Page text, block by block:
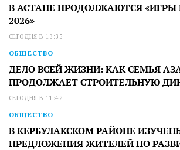
В АСТАНЕ ПРОДОЛЖАЮТСЯ «ИГРЫ
2026»
СЕГОДНЯ В 13:35
ОБЩЕСТВО
ДЕЛО ВСЕЙ ЖИЗНИ: КАК СЕМЬЯ
ПРОДОЛЖАЕТ СТРОИТЕЛЬНУЮ
СЕГОДНЯ В 11:42
ОБЩЕСТВО
В КЕРБУЛАКСКОМ РАЙОНЕ
ПРЕДЛОЖЕНИЯ ЖИТЕЛЕЙ ПО